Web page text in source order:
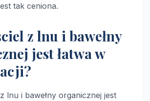
tak ceniona.
z lnu i bawełny
jest łatwa w
lnu i bawełny organicznej jest